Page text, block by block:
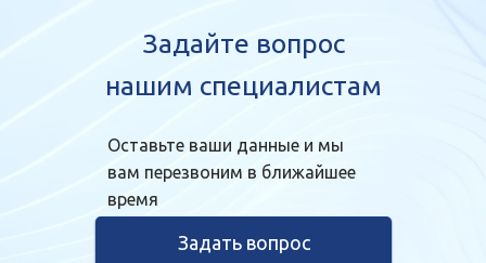
Задать вопрос
Задайте вопрос
нашим специалистам
Оставьте ваши данные и мы
вам перезвоним в ближайшее
время